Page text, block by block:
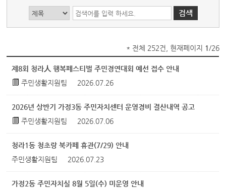
* 전체 252건, 현재페이지 1/26
제8회 청라人 행복페스티벌 주민경연대회 예선 접수 안내
주민생활지원팀
2026.07.26
2026년 상반기 가정3동 주민자치센터 운영경비 결산내역 공고
주민생활지원팀
2026.07.06
청라1동 청초랑 북카페 휴관(7/29) 안내
주민생활지원팀
2026.07.23
가정2동 주민자치실 8월 5일(수) 미운영 안내